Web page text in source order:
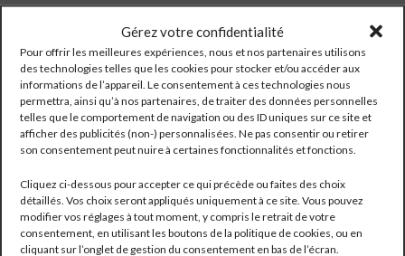
Gérez votre confidentialité
Pour offrir les meilleures expériences, nous et nos partenaires utilisons
des technologies telles que les cookies pour stocker et/ou accéder aux
informations de l’appareil. Le consentement à ces technologies nous
permettra, ainsi qu’à nos partenaires, de traiter des données personnelles
telles que le comportement de navigation ou des ID uniques sur ce site et
afficher des publicités (non-) personnalisées. Ne pas consentir ou retirer
son consentement peut nuire à certaines fonctionnalités et fonctions.
Cliquez ci-dessous pour accepter ce qui précède ou faites des choix
détaillés. Vos choix seront appliqués uniquement à ce site. Vous pouvez
modifier vos réglages à tout moment, y compris le retrait de votre
consentement, en utilisant les boutons de la politique de cookies, ou en
cliquant sur l’onglet de gestion du consentement en bas de l’écran.
LIRE LA SUITE